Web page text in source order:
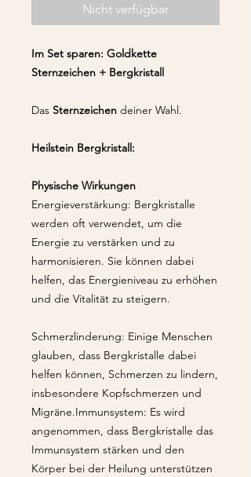
Nicht verfügbar
Im Set sparen: Goldkette
Sternzeichen + Bergkristall
Das Sternzeichen deiner Wahl.
Heilstein Bergkristall:
Physische Wirkungen
Energieverstärkung: Bergkristalle
werden oft verwendet, um die
Energie zu verstärken und zu
harmonisieren. Sie können dabei
helfen, das Energieniveau zu erhöhen
und die Vitalität zu steigern.
Schmerzlinderung: Einige Menschen
glauben, dass Bergkristalle dabei
helfen können, Schmerzen zu lindern,
insbesondere Kopfschmerzen und
Migräne.Immunsystem: Es wird
angenommen, dass Bergkristalle das
Immunsystem stärken und den
Körper bei der Heilung unterstützen